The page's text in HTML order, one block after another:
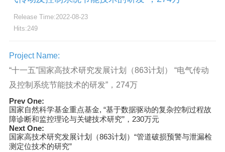
Release Time:2022-08-23
Hits:249
Project Name:
“十一五”国家高技术研究发展计划（863计划） “电气传动
及控制系统节能技术的研发”，274万
Prev One:
国家自然科学基金重点基金, “基于数据驱动的复杂控制过程故
障诊断和监控理论与关键技术研究”，230万元
Next One:
国家高技术研究发展计划（863计划）“管道破损预警与泄漏检
测定位技术的研究”